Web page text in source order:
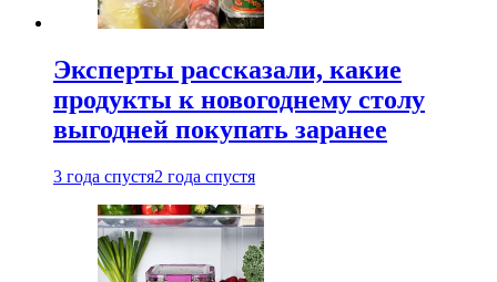
Эксперты рассказали, какие
продукты к новогоднему столу
выгодней покупать заранее
3 года спустя2 года спустя